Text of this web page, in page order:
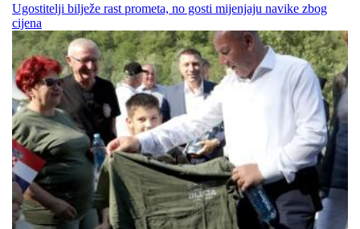
Ugostitelji bilježe rast prometa, no gosti mijenjaju navike zbog
cijena